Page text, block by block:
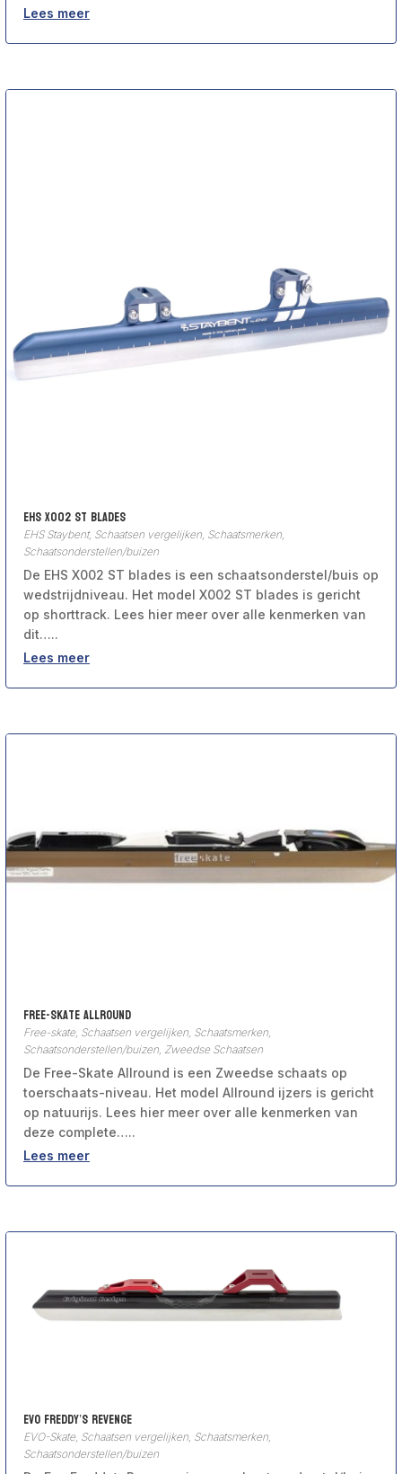
Lees meer
EHS X002 ST blades
EHS Staybent, Schaatsen vergelijken, Schaatsmerken,
Schaatsonderstellen/buizen
De EHS X002 ST blades is een schaatsonderstel/buis op
wedstrijdniveau. Het model X002 ST blades is gericht
op shorttrack. Lees hier meer over alle kenmerken van
dit…..
Lees meer
Free-Skate Allround
Free-skate, Schaatsen vergelijken Schaatsmerken
Schaatsonderstellen/buizen Zweedse Schaatsen
De Free-Skate Allround is een Zweedse schaats op
toerschaats-niveau. Het model Allround ijzers is gericht
op natuurijs. Lees hier meer over alle kenmerken van
deze complete…..
Lees meer
Evo Freddy’s Revenge
EVO-Skate, Schaatsen vergelijken, Schaatsmerken,
Schaatsonderstellen/buizen